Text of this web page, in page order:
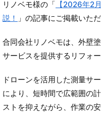
リノベモ様の「 【2026年2
説！ 」の記事にご掲載いただ
合同会社リノベモは、外壁
サービスを提供するリフォー
ドローンを活用した測量サ
により、短時間で広範囲の
ストを抑えながら、作業の